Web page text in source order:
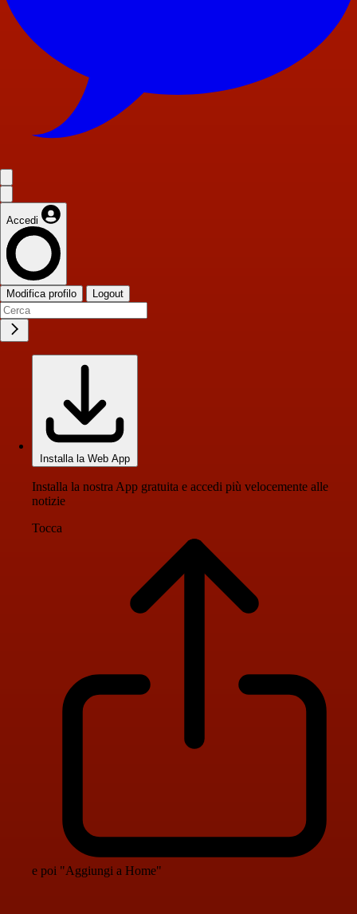
Accedi
Modifica profilo Logout
Installa la Web App
Installa la nostra App gratuita e accedi più velocemente alle
notizie
Tocca
e poi "Aggiungi a Home"